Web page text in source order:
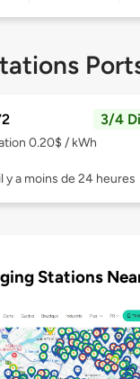
3/4
0.20$ / kWh
y a moins de 24 heures
Stations